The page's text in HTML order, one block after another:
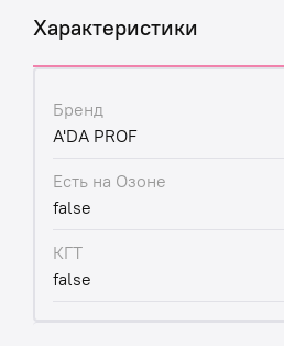
Характеристики
Бренд
A'DA PROF
Есть на Озоне
false
КГТ
false